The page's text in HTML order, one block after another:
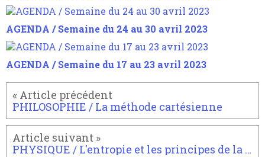
AGENDA / Semaine du 24 au 30 avril 2023
AGENDA / Semaine du 17 au 23 avril 2023
PHILOSOPHIE / La méthode cartésienne
PHYSIQUE / L'entropie et les principes de la thermodynamique